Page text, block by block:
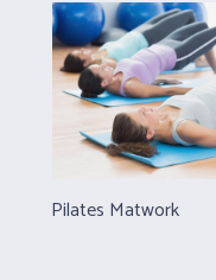
Pilates Matwork